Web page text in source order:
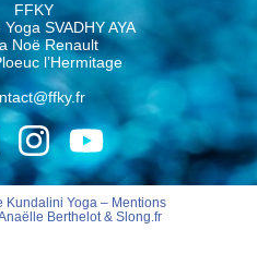
FFKY
SVADHY AYA
Noë Renault
l’Hermitage
Kundalini Yoga – Mentions
Berthelot& Slong.fr